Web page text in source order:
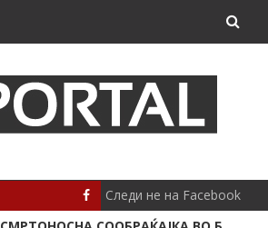
Следи не на Facebook